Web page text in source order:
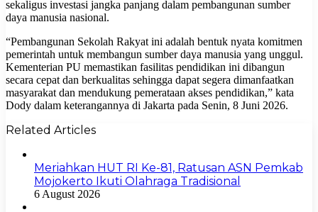
sekaligus investasi jangka panjang dalam pembangunan sumber
daya manusia nasional.
“Pembangunan Sekolah Rakyat ini adalah bentuk nyata komitmen
pemerintah untuk membangun sumber daya manusia yang unggul.
Kementerian PU memastikan fasilitas pendidikan ini dibangun
secara cepat dan berkualitas sehingga dapat segera dimanfaatkan
masyarakat dan mendukung pemerataan akses pendidikan,” kata
Dody dalam keterangannya di Jakarta pada Senin, 8 Juni 2026.
Related Articles
Meriahkan HUT RI Ke-81, Ratusan ASN Pemkab
Mojokerto Ikuti Olahraga Tradisional
6 August 2026